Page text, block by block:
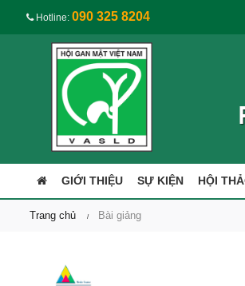
Hotline: 090 325 8204
GIỚI THIỆU SỰ KIỆN HỘI
Trang chủ Bài giảng